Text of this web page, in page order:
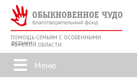
ПОМОЩЬ СЕМЬЯМ С ОСОБЕННЫМИ
ДЕТЬМИ
ТОМСКОЙ ОБЛАСТИ